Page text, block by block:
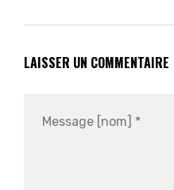
LAISSER UN COMMENTAIRE